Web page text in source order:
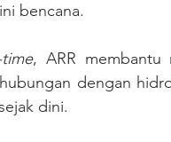
bencana.
, ARR membantu
dengan
dini.